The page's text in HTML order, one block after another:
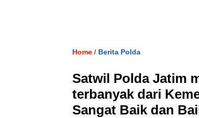
Home / Berita Polda
Satwil Polda Jatim
terbanyak dari
Sangat Baik dan